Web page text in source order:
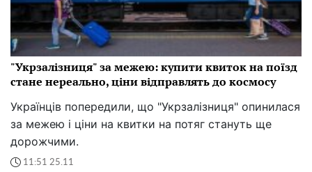
"Укрзалізниця" за межею: купити квиток на поїзд
стане нереально, ціни відправлять до космосу
Українців попередили, що "Укрзалізниця" опинилася
за межею і ціни на квитки на потяг стануть ще
дорожчими.
11:51 25.11